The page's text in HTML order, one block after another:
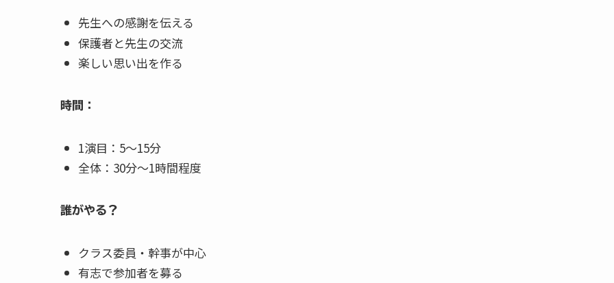
先生への感謝を伝える
保護者と先生の交流
楽しい思い出を作る
時間：
1演目：5〜15分
全体：30分〜1時間程度
誰がやる？
クラス委員・幹事が中心
有志で参加者を募る